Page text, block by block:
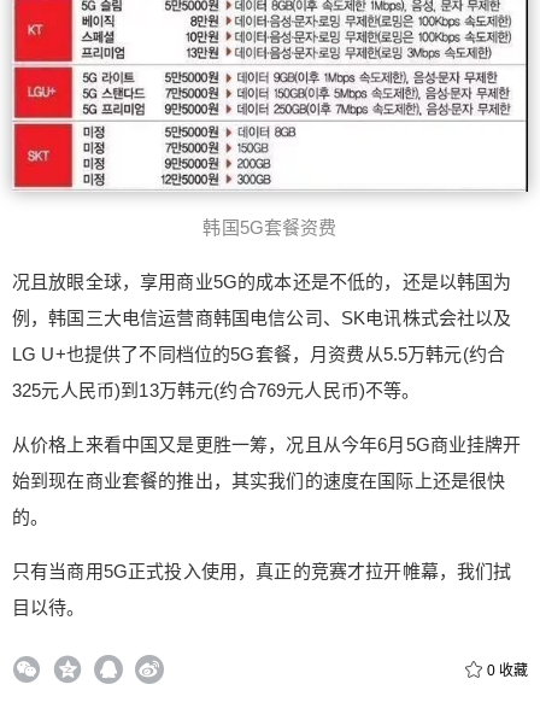
韩国5G套餐资费
况且放眼全球，享用商业5G的成本还是不低的，还是以韩国为
例，韩国三大电信运营商韩国电信公司、SK电讯株式会社以及
LG U+也提供了不同档位的5G套餐，月资费从5.5万韩元(约合
325元人民币)到13万韩元(约合769元人民币)不等。
从价格上来看中国又是更胜一筹，况且从今年6月5G商业挂牌开
始到现在商业套餐的推出，其实我们的速度在国际上还是很快
的。
只有当商用5G正式投入使用，真正的竞赛才拉开帷幕，我们拭
目以待。
0 收藏